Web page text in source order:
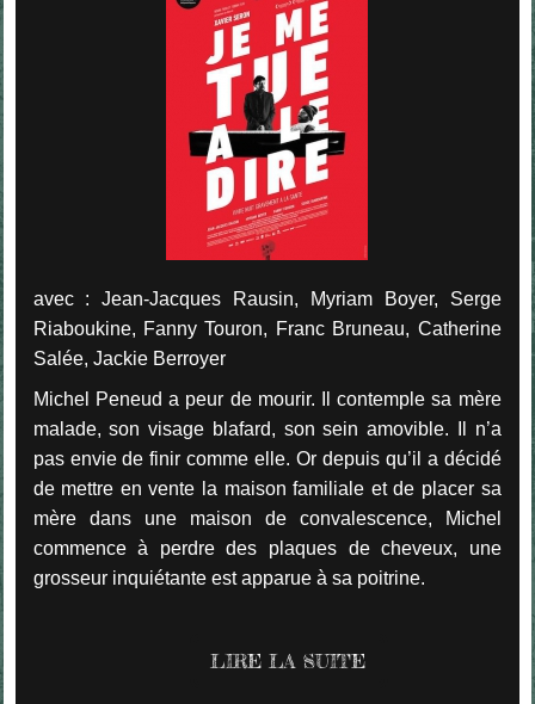
avec : Jean-Jacques Rausin, Myriam Boyer, Serge
Riaboukine, Fanny Touron, Franc Bruneau, Catherine
Salée, Jackie Berroyer
Michel Peneud a peur de mourir. Il contemple sa mère
malade, son visage blafard, son sein amovible. Il n’a
pas envie de finir comme elle. Or depuis qu’il a décidé
de mettre en vente la maison familiale et de placer sa
mère dans une maison de convalescence, Michel
commence à perdre des plaques de cheveux, une
grosseur inquiétante est apparue à sa poitrine.
LIRE LA SUITE